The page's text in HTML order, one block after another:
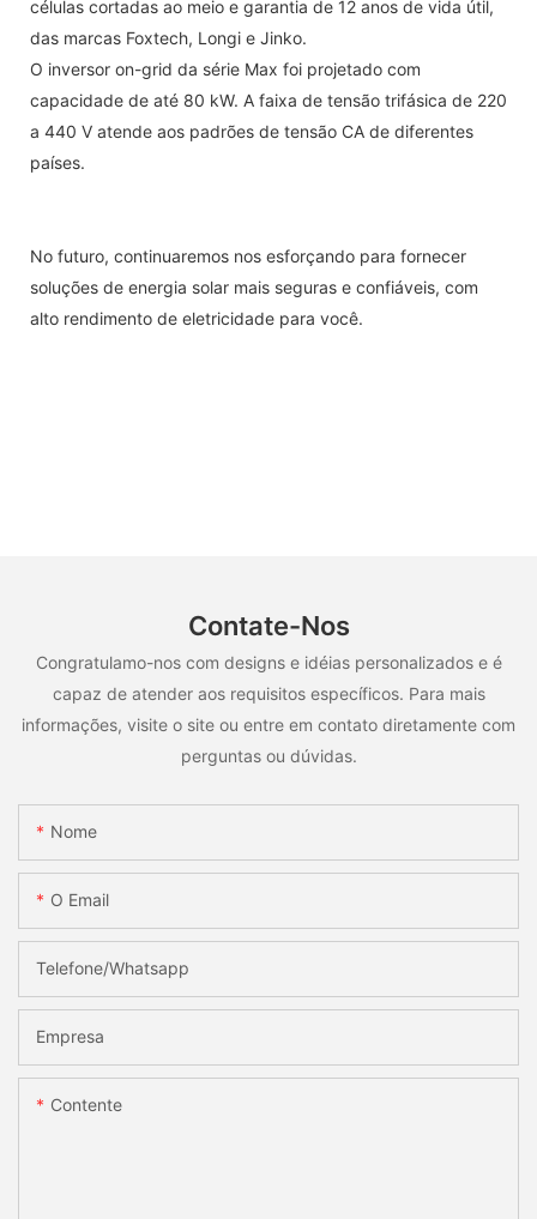
células cortadas ao meio e garantia de 12 anos de vida útil,
das marcas Foxtech, Longi e Jinko.
O inversor on-grid da série Max foi projetado com
capacidade de até 80 kW. A faixa de tensão trifásica de 220
a 440 V atende aos padrões de tensão CA de diferentes
países.
No futuro, continuaremos nos esforçando para fornecer
soluções de energia solar mais seguras e confiáveis, com
alto rendimento de eletricidade para você.
Contate-Nos
Congratulamo-nos com designs e idéias personalizados e é
capaz de atender aos requisitos específicos. Para mais
informações, visite o site ou entre em contato diretamente com
perguntas ou dúvidas.
Nome
O Email
Telefone/whatsapp
Empresa
Contente